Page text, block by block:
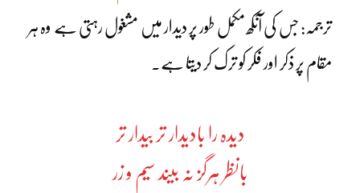
ترجمہ: جس کی آنکھ مکمل طور پر دیدار میں مشغول رہتی ہے وہ ہر
مقام پر ذکر اور فکر کو ترک کر دیتا ہے۔
دیدہ را بادیدار تر بیدار تر
بانظر ہرگز نہ بیند سیم و زر